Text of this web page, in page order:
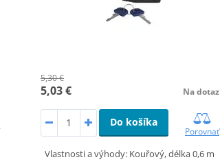
5,30 €
5,03 € Na dotaz
Do košíka
Porovnať
Vlastnosti a výhody: Kouřový, délka 0,6 m